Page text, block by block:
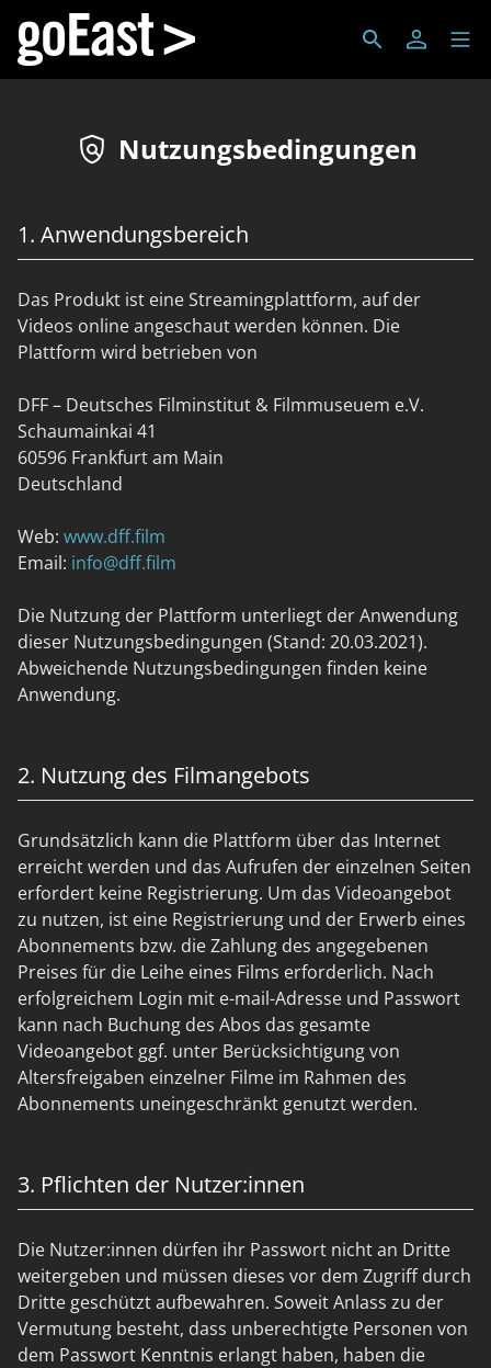
Nutzungsbedingungen
1. Anwendungsbereich
Das Produkt ist eine Streamingplattform, auf der
Videos online angeschaut werden können. Die
Plattform wird betrieben von
DFF – Deutsches Filminstitut & Filmmuseuem e.V.
Schaumainkai 41
60596 Frankfurt am Main
Deutschland
Web: www.dff.film
Email: info@dff.film
Die Nutzung der Plattform unterliegt der Anwendung
dieser Nutzungsbedingungen (Stand: 20.03.2021).
Abweichende Nutzungsbedingungen finden keine
Anwendung.
2. Nutzung des Filmangebots
Grundsätzlich kann die Plattform über das Internet
erreicht werden und das Aufrufen der einzelnen Seiten
erfordert keine Registrierung. Um das Videoangebot
zu nutzen, ist eine Registrierung und der Erwerb eines
Abonnements bzw. die Zahlung des angegebenen
Preises für die Leihe eines Films erforderlich. Nach
erfolgreichem Login mit e-mail-Adresse und Passwort
kann nach Buchung des Abos das gesamte
Videoangebot ggf. unter Berücksichtigung von
Altersfreigaben einzelner Filme im Rahmen des
Abonnements uneingeschränkt genutzt werden.
3. Pflichten der Nutzer:innen
Die Nutzer:innen dürfen ihr Passwort nicht an Dritte
weitergeben und müssen dieses vor dem Zugriff durch
Dritte geschützt aufbewahren. Soweit Anlass zu der
Vermutung besteht, dass unberechtigte Personen von
dem Passwort Kenntnis erlangt haben, haben die